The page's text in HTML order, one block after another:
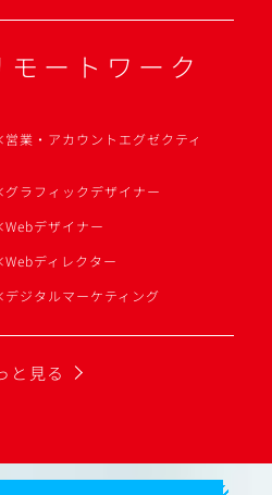
ートワーク
業・アカウントエグゼクティ
ラフィックデザイナー
デザイナー
ディレクター
ジタルマーケティング
と見る